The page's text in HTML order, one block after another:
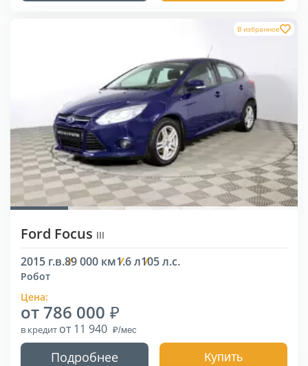
В избранное
Ford Focus III
2015 г.в.89 000 км1.6 л105 л.с.
Робот
Цена:
от 786 000
в кредит от 11 940
Подробнее Купить